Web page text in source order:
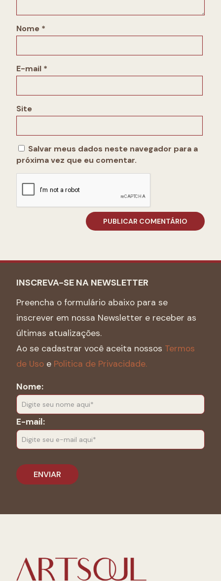
Nome *
E-mail *
Site
Salvar meus dados neste navegador para a
próxima vez que eu comentar.
INSCREVA-SE NA NEWSLETTER
Preencha o formulário abaixo para se
inscrever em nossa Newsletter e receber as
últimas atualizações.
Ao se cadastrar você aceita nossos Termos
de Uso e Politica de Privacidade.
Nome:
E-mail: